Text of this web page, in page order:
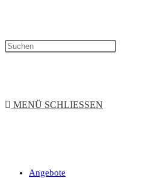
MENÜ SCHLIESSEN
Angebote